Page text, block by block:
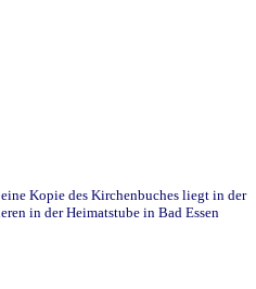
Kopie des Kirchenbuches liegt in der
in der Heimatstube in Bad Essen